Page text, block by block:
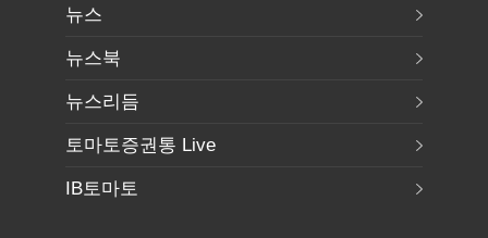
뉴스
뉴스북
뉴스리듬
토마토증권통 Live
IB토마토